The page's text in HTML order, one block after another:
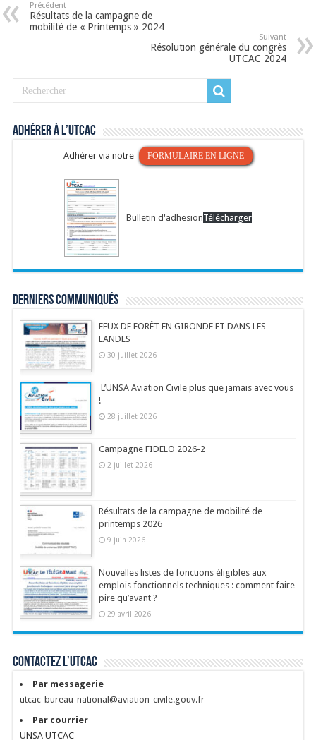
Précédent
Résultats de la campagne de
mobilité de « Printemps » 2024
Suivant
Résolution générale du congrès
UTCAC 2024
Adhérer à l’UTCAC
Adhérer via notre FORMULAIRE EN LIGNE
Bulletin d'adhesionTélécharger
Derniers communiqués
FEUX DE FORÊT EN GIRONDE ET DANS LES
LANDES
30 juillet 2026
L’UNSA Aviation Civile plus que jamais avec vous
!
28 juillet 2026
Campagne FIDELO 2026-2
2 juillet 2026
Résultats de la campagne de mobilité de
printemps 2026
9 juin 2026
Nouvelles listes de fonctions éligibles aux
emplois fonctionnels techniques : comment faire
pire qu’avant ?
29 avril 2026
Contactez l’UTCAC
Par messagerie
utcac-bureau-national@aviation-civile.gouv.fr
Par courrier
UNSA UTCAC